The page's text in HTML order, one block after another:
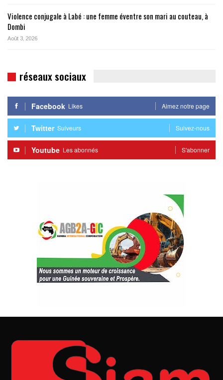
Violence conjugale à Labé : une femme éventre son mari au couteau, à
Dombi
Août 3, 2026
réseaux sociaux
Facebook Likes Aimez notre page
Twitter Suiveurs Suivez-nous
Youtube Les abonnés S'abonner